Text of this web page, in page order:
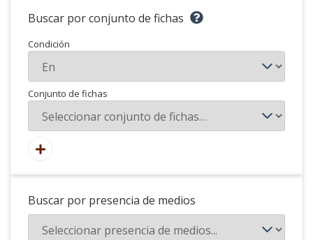
Buscar por conjunto de fichas
Condición
Conjunto de fichas
Buscar por presencia de medios